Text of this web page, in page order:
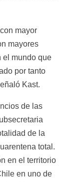
mayor
mayores
el mundo que
por tanto
Kast.
de las
de la
total.
en el territorio
en uno de